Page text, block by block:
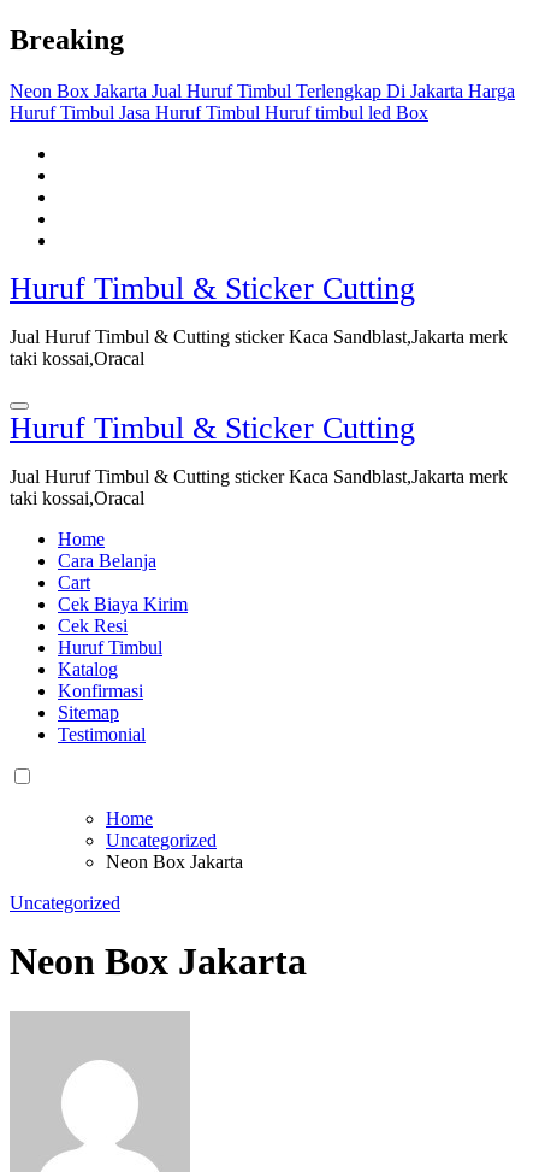
Skip
to
Breaking
Neon Box Jakarta Jual Huruf Timbul Terlengkap Di Jakarta Harga
Huruf Timbul Jasa Huruf Timbul Huruf timbul led Box
Huruf Timbul & Sticker Cutting
Jual Huruf Timbul & Cutting sticker Kaca Sandblast,Jakarta merk
taki kossai,Oracal
Huruf Timbul & Sticker Cutting
Jual Huruf Timbul & Cutting sticker Kaca Sandblast,Jakarta merk
taki kossai,Oracal
Home
Cara Belanja
Cart
Cek Biaya Kirim
Cek Resi
Huruf Timbul
Katalog
Konfirmasi
Sitemap
Testimonial
Home
Uncategorized
Neon Box Jakarta
Uncategorized
Neon Box Jakarta